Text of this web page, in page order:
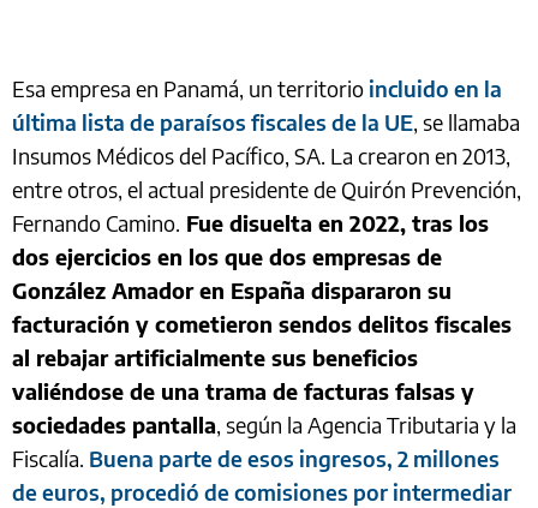
Esa empresa en Panamá, un territorio incluido en la
última lista de paraísos fiscales de la UE, se llamaba
Insumos Médicos del Pacífico, SA. La crearon en 2013,
entre otros, el actual presidente de Quirón Prevención,
Fernando Camino. Fue disuelta en 2022, tras los
dos ejercicios en los que dos empresas de
González Amador en España dispararon su
facturación y cometieron sendos delitos fiscales
al rebajar artificialmente sus beneficios
valiéndose de una trama de facturas falsas y
sociedades pantalla, según la Agencia Tributaria y la
Fiscalía. Buena parte de esos ingresos, 2 millones
de euros, procedió de comisiones por intermediar